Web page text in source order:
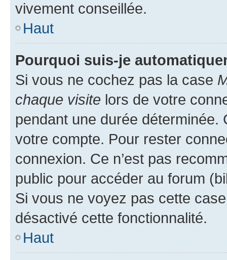
vivement conseillée.
Haut
Pourquoi suis-je
Si vous ne cochez pas la case
chaque visite lors de votre
pendant une durée déterminée.
votre compte. Pour rester
connexion. Ce n’est pas
public pour accéder au forum
Si vous ne voyez pas cette
désactivé cette fonctionnalité.
Haut